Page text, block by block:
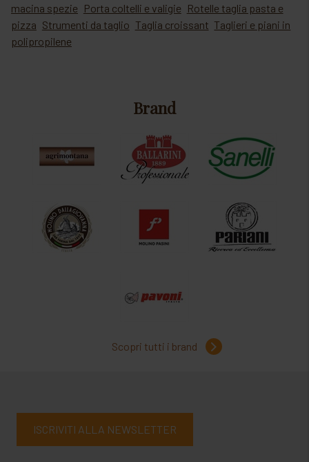
macina spezie Porta coltelli e valigie Rotelle taglia pasta e
pizza Strumenti da taglio Taglia croissant Taglieri e piani in
polipropilene
Brand
Scopri tutti i brand
ISCRIVITI ALLA NEWSLETTER